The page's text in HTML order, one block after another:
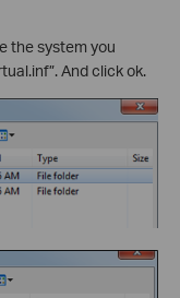
the system you
And click ok.